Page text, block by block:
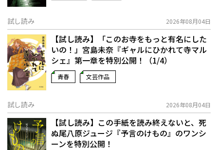
試し読み 2026年08月04日
【試し読み】「このお寺をもっと有名にした
いの！」宮島未奈『ギャルにひかれて寺マル
シェ』第一章を特別公開！（1/4）
青春 文芸作品
試し読み 2026年08月04日
【試し読み】この手紙を読み終えないと、死
ぬ――尾八原ジュージ『予言のけもの』のワンシ
ーンを特別公開！